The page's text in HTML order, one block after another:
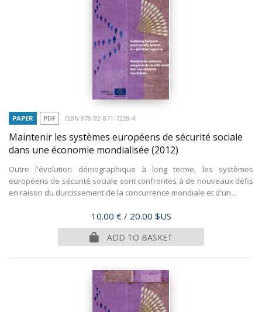
PAPER PDF ISBN 978-92-871-7259-4
Maintenir les systèmes européens de sécurité sociale
dans une économie mondialisée (2012)
Outre l'évolution démographique à long terme, les systèmes
européens de sécurité sociale sont confrontes à de nouveaux défis
en raison du durcissement de la concurrence mondiale et d'un...
Price
10.00 € / 20.00 $US
ADD TO BASKET